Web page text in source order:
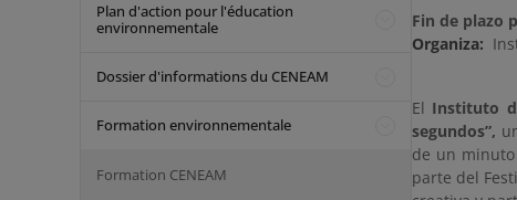
Plan d'action pour l'éducation
environnementale
Dossier d'informations du CENEAM
Formation environnementale
Formation CENEAM
Fin de plazo
Organiza:
El Instituto
segundos”,
de un
parte del